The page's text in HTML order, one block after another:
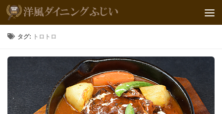
タグ: トロトロ